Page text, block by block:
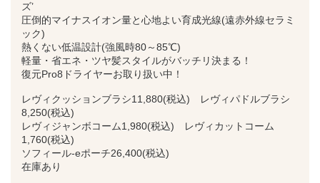
ズ’
圧倒的マイナスイオン量と心地よい育成光線(遠赤外線セラミ
ック)
熱くない低温設計(強風時80～85℃)
軽量・省エネ・ツヤ髪スタイルがバッチリ決まる！
復元Pro8ドライヤーお取り扱い中！
レヴィクッションブラシ11,880(税込) レヴィパドルブラシ
8,250(税込)
レヴィジャンボコーム1,980(税込) レヴィカットコーム
1,760(税込)
ソフィール‐eポーチ26,400(税込)
在庫あり